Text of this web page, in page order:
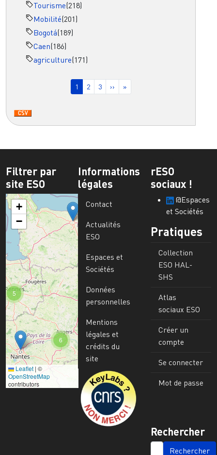
Tourisme(218)
Mobilité(201)
Bogotá(189)
Caen(186)
agriculture(171)
Page courante
1 Page
2 Page
3 Page suivante
›› Dernière page
»
Filtrer par
site ESO
6
5
+
−
Leaflet | ©
OpenStreetMap
contributors
Informations
légales
Contact
Actualités
ESO
Espaces et
Sociétés
Données
personnelles
Mentions
légales et
crédits du
site
Image
rESO
sociaux !
@Espaces
et Sociétés
Pratiques
Collection
ESO HAL-
SHS
Atlas
sociaux ESO
Créer un
compte
Se connecter
Mot de passe
Rechercher
SEARCH